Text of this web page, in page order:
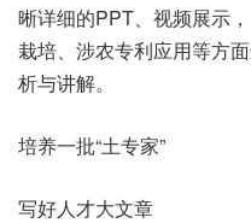
晰详细的PPT、视频展示
栽培、涉农专利应用等方
析与讲解。
培养一批“土专家”
写好人才大文章